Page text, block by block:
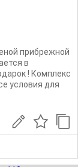
прибрежной
в
! Комплекс
условия для